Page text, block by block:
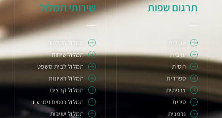
תרגום שפות
אנגלית
ערבית
רוסית
ספרדית
צרפתית
סינית
גרמנית
שירותי תמלול
תמלול הקלטות
תמלול שיחות
תמלול לבית משפט
תמלול ראיונות
תמלול קבצים
תמלול כנסים וימי עיון
תמלול ישיבות